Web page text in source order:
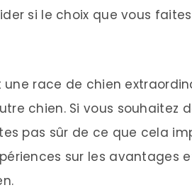
si le choix que vous
une race de chien
chien. Si vous souhaitez
pas sûr de ce que cela
sur les avantages